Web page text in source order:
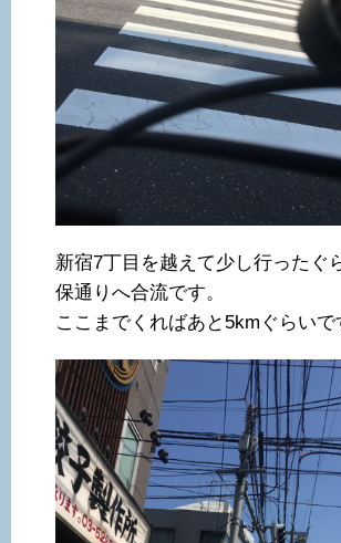
新宿7丁目を越えて少し行ったぐ
保通りへ合流です。
ここまでくればあと5kmぐらいで